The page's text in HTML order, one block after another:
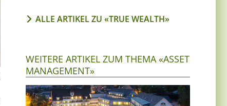
ALLE ARTIKEL ZU «TRUE WEALTH»
WEITERE ARTIKEL ZUM THEMA «ASSET
MANAGEMENT»